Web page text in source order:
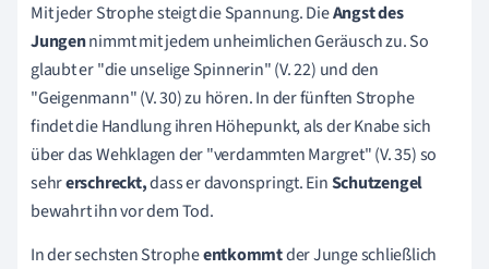
Mit jeder Strophe steigt die Spannung. DieAngstdes
Jungennimmt mit jedem unheimlichen Geräusch zu. So
glaubt er "die unselige Spinnerin" (V. 22) und den
"Geigenmann" (V. 30) zu hören. In der fünften Strophe
findet die Handlung ihren Höhepunkt, als der Knabe sich
über das Wehklagen der "verdammten Margret" (V. 35) so
sehrerschreckt,dass er davonspringt. EinSchutzengel
bewahrt ihn vor dem Tod.
In der sechsten Stropheentkommtder Junge schließlich